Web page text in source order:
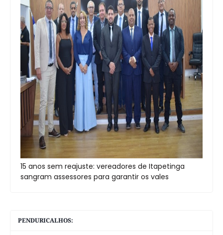
15 anos sem reajuste: vereadores de Itapetinga
sangram assessores para garantir os vales
PENDURICALHOS: